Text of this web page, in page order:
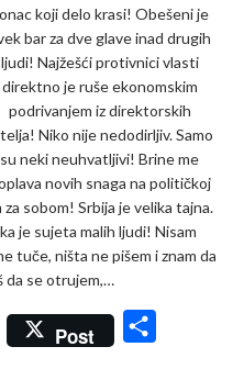
koji delo krasi! Obešeni je
bar za dve glave inad drugih
ljudi! Najžešći protivnici vlasti
direktno je ruše ekonomskim
podrivanjem iz direktorskih
Niko nije nedodirljiv. Samo
su neki neuhvatljivi! Brine me
novih snaga na političkoj
sobom! Srbija je velika tajna.
je sujeta malih ljudi! Nisam
tuče, ništa ne pišem i znam da
da se otrujem,…
C
Post